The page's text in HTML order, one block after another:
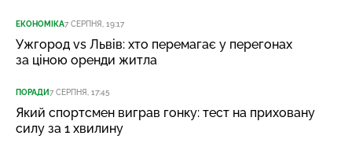
ЕКОНОМІКА7 СЕРПНЯ, 19:17
Ужгород vs Львів: хто перемагає у перегонах
за ціною оренди житла
ПОРАДИ7 СЕРПНЯ, 17:45
Який спортсмен виграв гонку: тест на приховану
силу за 1 хвилину